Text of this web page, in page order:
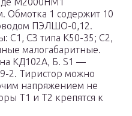
Обмотка 1 содержит 10
ПЭЛШО-0,12.
С1, СЗ типа К50-35; С2,
малогабаритные.
КД102А, Б. S1 —
2. Тиристор можно
напряжением не
Т1 и Т2 крепятся к